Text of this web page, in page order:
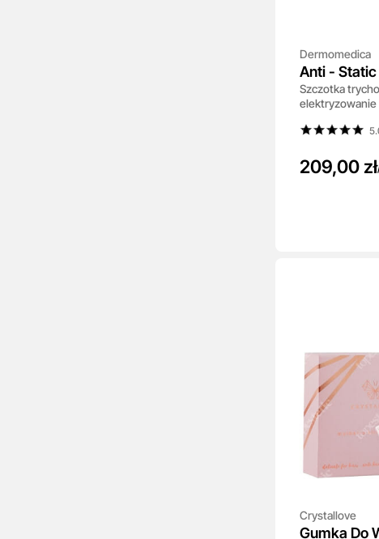
Dermomedica
Anti - Static
Szczotka
elektryzowanie
209,00 zł
Crystallove
Gumka Do